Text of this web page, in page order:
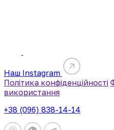
Наш Instagram
Політика конфіденційності
використання
+38 (096) 838-14-14